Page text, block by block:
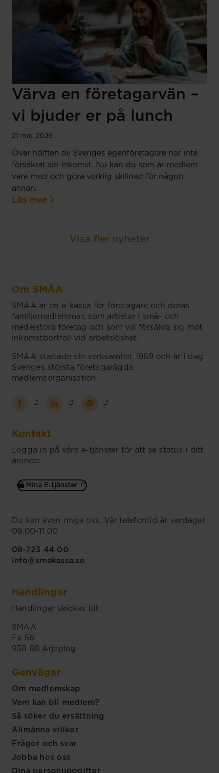
Värva en företagarvän –
vi bjuder er på lunch
21 maj, 2026
Över hälften av Sveriges egenföretagare har inte
försäkrat sin inkomst. Nu kan du som är medlem
vara med och göra verklig skillnad för någon
annan.
Läs mer
Visa fler nyheter
Om SMÅA
SMÅA är en a-kassa för företagare och deras
familjemedlemmar, som arbetar i små- och
medelstora företag och som vill försäkra sig mot
inkomstbortfall vid arbetslöshet.
SMÅA startade sin verksamhet 1969 och är i dag
Sveriges största företagarägda
medlemsorganisation.
Kontakt
Logga in på våra e-tjänster för att se status i ditt
ärende:
Mina E-tjänster
Du kan även ringa oss. Vår telefontid är vardagar
09.00-11.00
08-723 44 00
info@smakassa.se
Handlingar
Handlingar skickas till:
SMÅA
Fe 56
938 88 Arjeplog
Genvägar
Om medlemskap
Vem kan bli medlem?
Så söker du ersättning
Allmänna villkor
Frågor och svar
Jobba hos oss
Dina personuppgifter